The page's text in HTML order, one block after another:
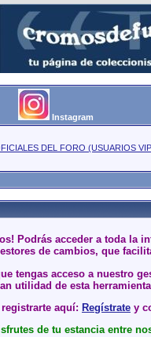
Instagram
DEL FORO (USUARIOS
Podrás acceder a toda
de cambios, que
tengas acceso a nuestro
utilidad de esta
aquí: Regístrate y
de tu estancia entre